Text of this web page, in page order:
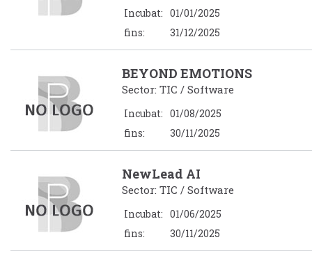
Incubat: 01/01/2025
fins:
31/12/2025
BEYOND EMOTIONS
Sector: TIC / Software
Incubat: 01/08/2025
fins:
30/11/2025
NewLead AI
Sector: TIC / Software
Incubat: 01/06/2025
fins:
30/11/2025